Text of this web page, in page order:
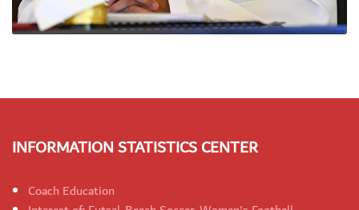
INFORMATION STATISTICS CENTER
Coach Education